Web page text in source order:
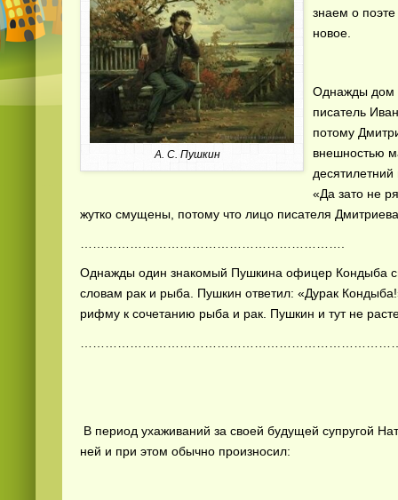
А. С. Пушкин
знаем о
новое.
Однажды дом
писатель
потому
внешностью
«Да зато не
жутко смущены, потому что лицо писателя
Однажды один знакомый Пушкина офицер Кондыба
словам рак и рыба. Пушкин ответил: «Дурак
рифму к сочетанию рыба и рак. Пушкин и тут не
В период ухаживаний за своей будущей супругой
ней и при этом обычно произносил: